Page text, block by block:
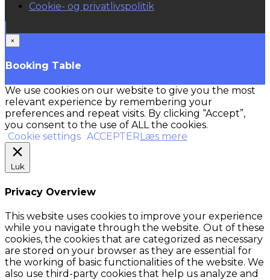
Cookie- og privatlivspolitik
×
Booking Table
We use cookies on our website to give you the most
relevant experience by remembering your
preferences and repeat visits. By clicking “Accept”,
you consent to the use of ALL the cookies.
Cookie settings ACCEPTER Læs mere
Luk
Privacy Overview
This website uses cookies to improve your experience
while you navigate through the website. Out of these
cookies, the cookies that are categorized as necessary
are stored on your browser as they are essential for
the working of basic functionalities of the website. We
also use third-party cookies that help us analyze and